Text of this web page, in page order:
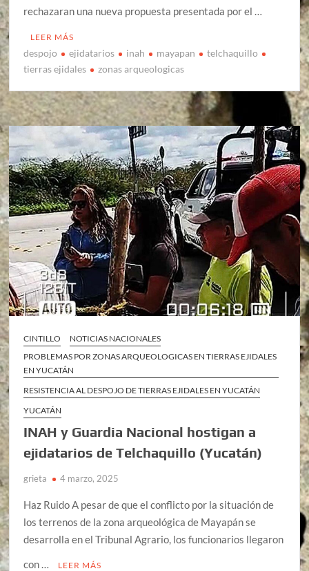
rechazaran una nueva propuesta presentada por el …
LEER MÁS
despojo ejidatarios inah mayapan
telchaquillo
tierras ejidales
zonas arqueologicas
CINTILLO
NOTICIAS NACIONALES
PROBLEMAS POR ZONAS ARQUEOLOGICAS EN TIERRAS EJIDALES
EN YUCATÁN
RESISTENCIA AL DESPOJO DE TIERRAS EJIDALES EN YUCATÁN
YUCATÁN
INAH y Guardia Nacional hostigan a
ejidatarios de Telchaquillo (Yucatán)
grieta 4 marzo, 2025
Haz Ruido A pesar de que el conflicto por la situación de
los terrenos de la zona arqueológica de Mayapán se
desarrolla en el Tribunal Agrario, los funcionarios llegaron
con …
LEER MÁS